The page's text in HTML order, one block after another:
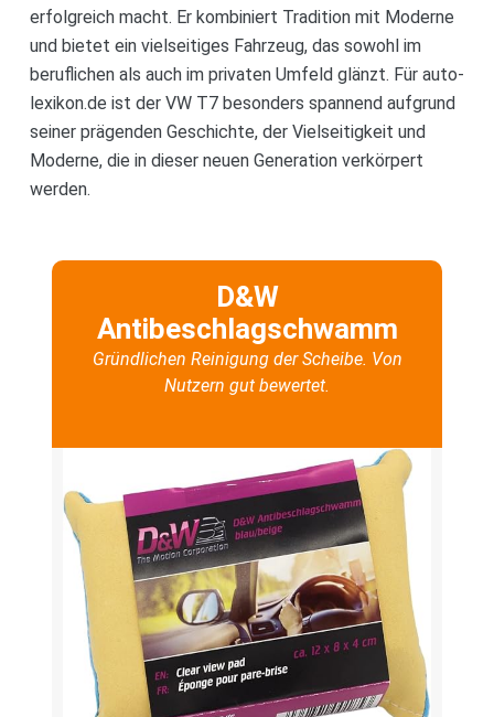
erfolgreich macht. Er kombiniert Tradition mit Moderne
und bietet ein vielseitiges Fahrzeug, das sowohl im
beruflichen als auch im privaten Umfeld glänzt. Für auto-
lexikon.de ist der VW T7 besonders spannend aufgrund
seiner prägenden Geschichte, der Vielseitigkeit und
Moderne, die in dieser neuen Generation verkörpert
werden.
D&W
Antibeschlagschwamm
Gründlichen Reinigung der Scheibe. Von
Nutzern gut bewertet.